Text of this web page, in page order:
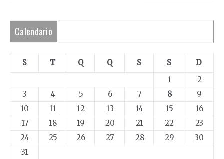
Calendario
S T Q Q S S
D
1
2
3
4 5 6 7 8
9
10
11 12 13 14 15
16
17
18 19 20 21 22
23
24
25 26 27 28 29
30
31